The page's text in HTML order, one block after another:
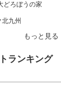
ろぼうの家
九州
もっと見る
ランキング